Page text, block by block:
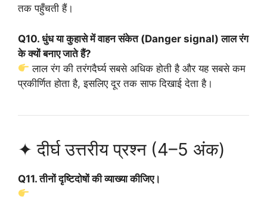
तक पहुँचती हैं।
Q10. धुंध या कुहासे में वाहन संकेत (Danger signal) लाल रंग
के क्यों बनाए जाते हैं?
लाल रंग की तरंगदैर्घ्य सबसे अधिक होती है और यह सबसे कम
प्रकीर्णित होता है, इसलिए दूर तक साफ दिखाई देता है।
✦ दीर्घ उत्तरीय प्रश्न (4–5 अंक)
Q11. तीनों दृष्टिदोषों की व्याख्या कीजिए।